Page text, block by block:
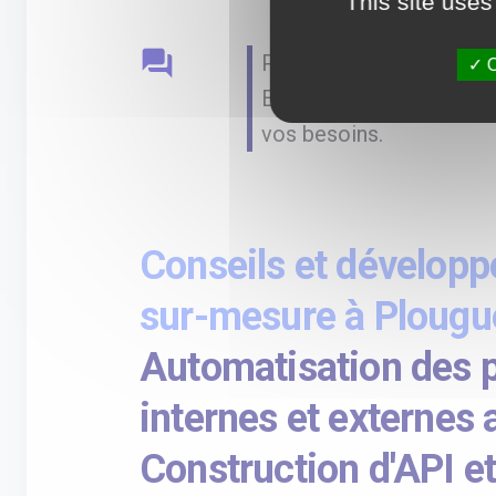
question_answer
Picasseo, agence I.A
Experts basés à
vos besoins.
Conseils et
sur-mesure à
Automatisation des
internes et externes
Construction d'API